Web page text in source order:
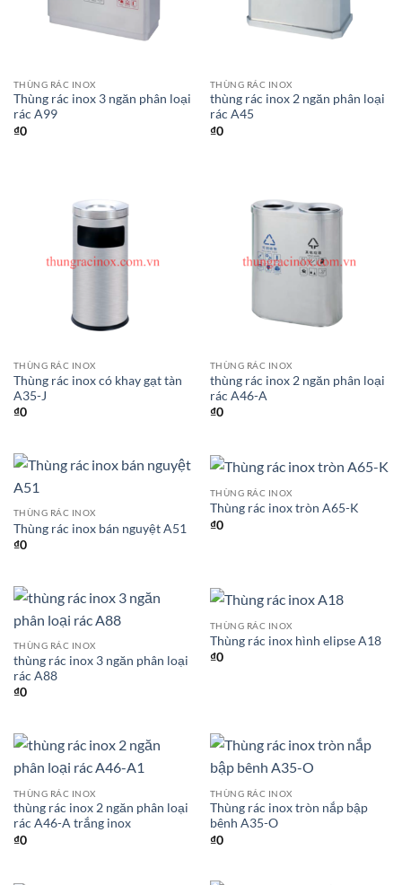
THÙNG RÁC INOX
Thùng rác inox 3 ngăn phân loại
rác A99
₫0
THÙNG RÁC INOX
thùng rác inox 2 ngăn phân loại
rác A45
₫0
THÙNG RÁC INOX
Thùng rác inox có khay gạt tàn
A35-J
₫0
THÙNG RÁC INOX
thùng rác inox 2 ngăn phân loại
rác A46-A
₫0
THÙNG RÁC INOX
Thùng rác inox bán nguyệt A51
₫0
THÙNG RÁC INOX
Thùng rác inox tròn A65-K
₫0
THÙNG RÁC INOX
thùng rác inox 3 ngăn phân loại
rác A88
₫0
THÙNG RÁC INOX
Thùng rác inox hình elipse A18
₫0
THÙNG RÁC INOX
thùng rác inox 2 ngăn phân loại
rác A46-A trắng inox
₫0
THÙNG RÁC INOX
Thùng rác inox tròn nắp bập
bênh A35-O
₫0